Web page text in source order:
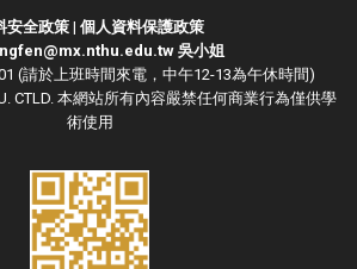
安全政策| 個人資料保護政策
吳小姐
(請於上班時間來電，中午12-13為午休時間)
CTLD. 本網站所有內容嚴禁任何商業行為僅供學
術使用